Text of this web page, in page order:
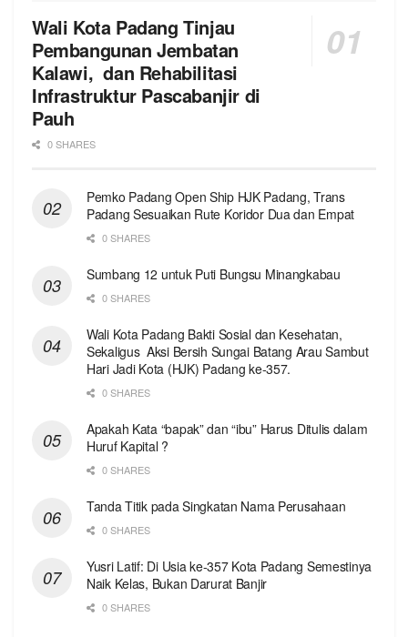
Wali Kota Padang Tinjau
Pembangunan Jembatan
Kalawi, dan Rehabilitasi
Infrastruktur Pascabanjir di
Pauh
0 SHARES
Pemko Padang Open Ship HJK Padang, Trans
Padang Sesuaikan Rute Koridor Dua dan Empat
0 SHARES
Sumbang 12 untuk Puti Bungsu Minangkabau
0 SHARES
Wali Kota Padang Bakti Sosial dan Kesehatan,
Sekaligus Aksi Bersih Sungai Batang Arau Sambut
Hari Jadi Kota (HJK) Padang ke-357.
0 SHARES
Apakah Kata “bapak” dan “ibu” Harus Ditulis dalam
Huruf Kapital ?
0 SHARES
Tanda Titik pada Singkatan Nama Perusahaan
0 SHARES
Yusri Latif: Di Usia ke-357 Kota Padang Semestinya
Naik Kelas, Bukan Darurat Banjir
0 SHARES